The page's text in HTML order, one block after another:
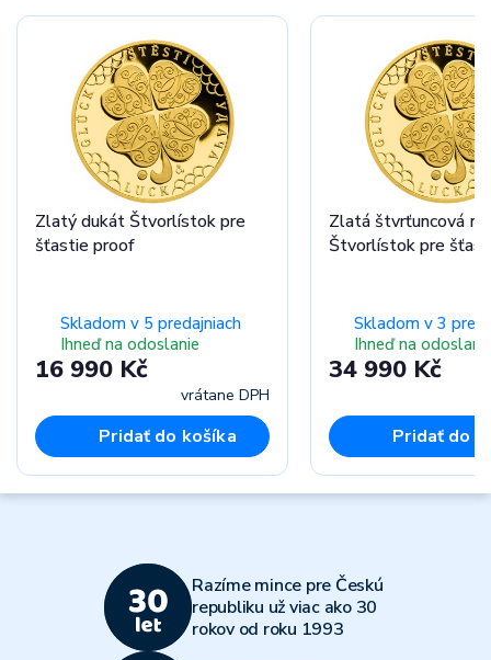
Zlatý dukát Štvorlístok pre
šťastie proof
Skladom v 5 predajniach
Ihneď na odoslanie
16 990 Kč
vrátane DPH
Pridať do košíka
Zlatá štvrťuncová
Štvorlístok pre
Skladom v 3
Ihneď na
34 990 Kč
Pridať do
Razíme mince pre Českú
republiku už viac ako 30
rokov od roku 1993